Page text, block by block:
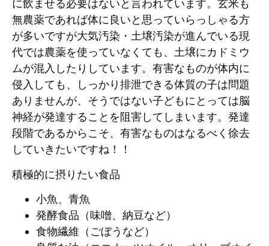
に飲ませる必要はないと言われています。玄米も
無農薬であれば体に良いと思っていらっしゃる方
が多いですが大気汚染・土壌汚染が進んでいる現
代では農薬を使っていなくても、土壌にカドミウ
ムが混入したりしています。有害なものが体内に
侵入しても、しっかり排泄できる体質の子は問題
ありませんが、そうではない子どもにとっては脳
神経が発達することを阻害してしまいます。発達
段階であるからこそ、有害なものはなるべく徐去
していきたいですね！！
積極的に摂りたい食品
小魚、青魚
発酵食品（味噌、納豆など）
食物繊維（ごぼうなど）